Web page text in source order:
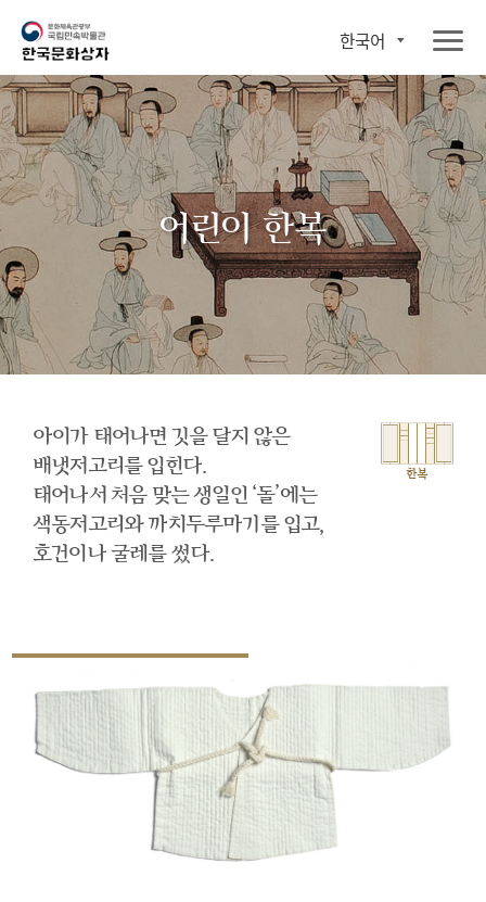
한국어
어린이 한복
아이가 태어나면 깃을 달지 않은
배냇저고리를 입힌다.
태어나서 처음 맞는 생일인 ‘돌’에는
색동저고리와 까치두루마기를 입고,
호건이나 굴레를 썼다.
한복